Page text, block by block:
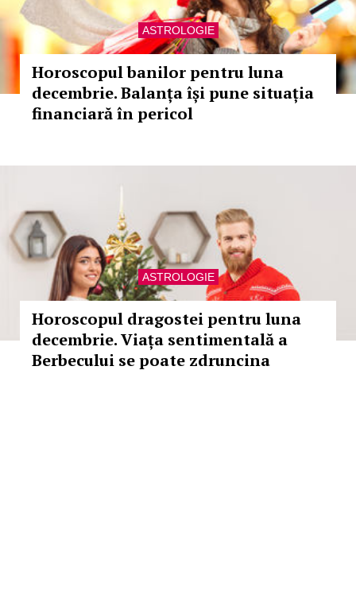
ASTROLOGIE
Horoscopul banilor pentru luna
decembrie. Balanța își pune situația
financiară în pericol
ASTROLOGIE
Horoscopul dragostei pentru luna
decembrie. Viața sentimentală a
Berbecului se poate zdruncina